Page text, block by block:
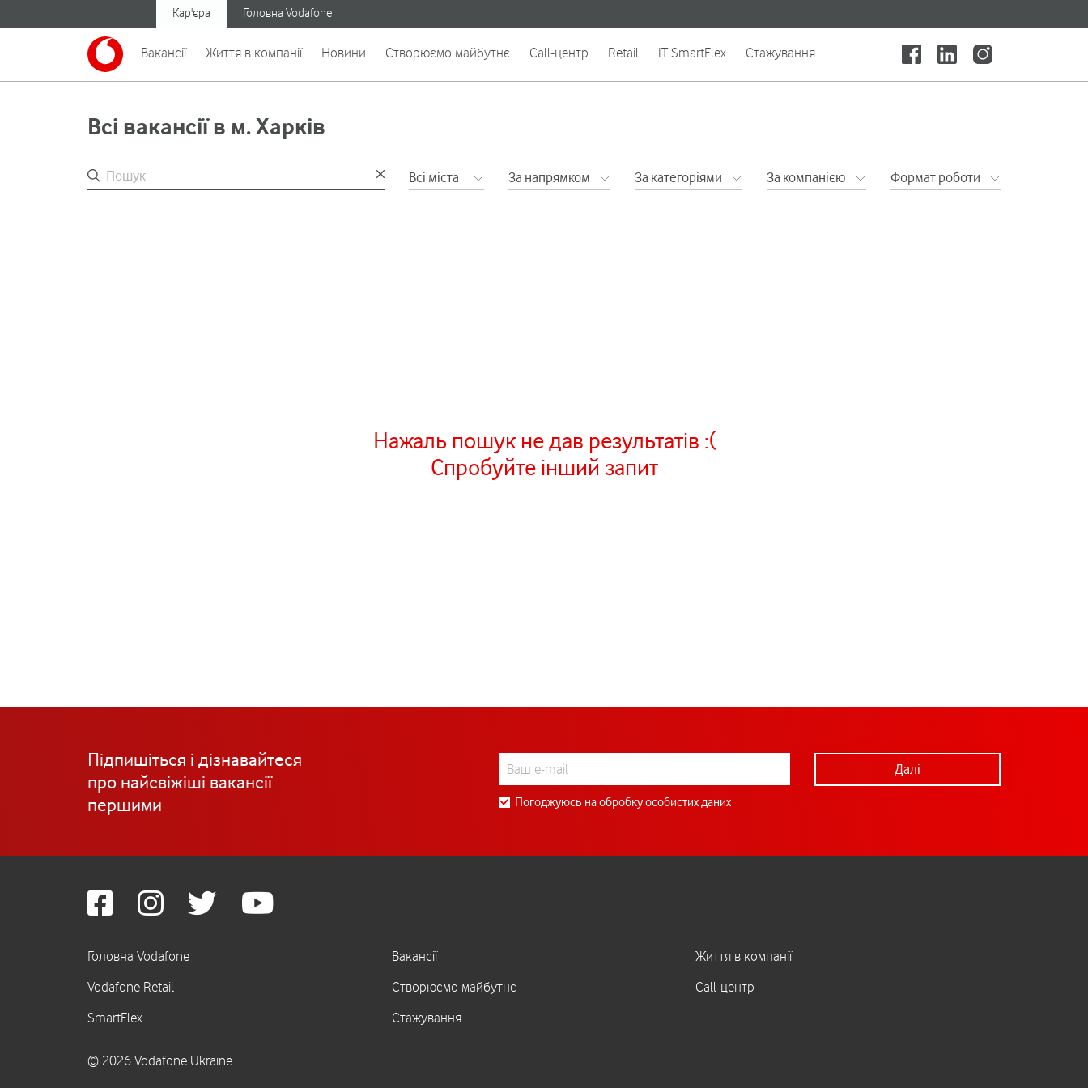
Кар'єра Головна Vodafone
Вакансії Життя в компанії Новини Створюємо майбутнє Call-центр Retail IT SmartFlex Стажування
Всі вакансії в м. Харків
Всі міста За напрямком За категоріями За компанією Формат роботи
Нажаль пошук не дав результатів :(
Спробуйте інший запит
Підпишіться і дізнавайтеся
про найсвіжіші вакансії
першими
Далі
Погоджуюсь на обробку особистих даних
Головна Vodafone Вакансії
Життя в компанії
Vodafone Retail
Створюємо майбутнє
Call-центр
SmartFlex
Стажування
© 2026 Vodafone Ukraine